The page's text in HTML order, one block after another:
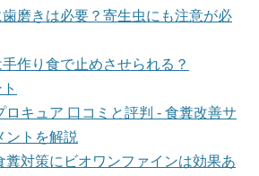
磨きは必要？寄生虫にも注意が必
作り食で止めさせられる？
ロキュア 口コミと評判 - 食糞改善サ
ントを解説
糞対策にビオワンファインは効果あ